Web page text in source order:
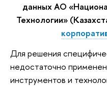
данных АО
Технологии»
Для решения
недостаточно
инструментов и